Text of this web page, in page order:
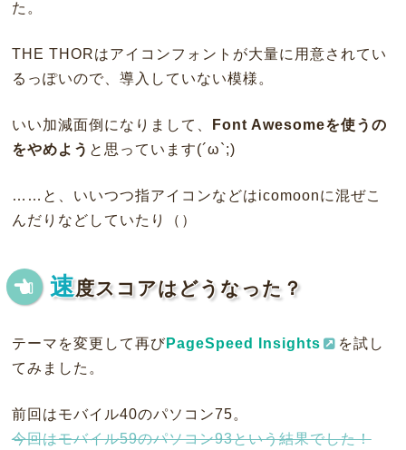
た。
THE THORはアイコンフォントが大量に用意されてい
るっぽいので、導入していない模様。
いい加減面倒になりまして、
Font Awesomeを使うの
をやめよう と思っています(´ω`;)
……と、いいつつ指アイコンなどはicomoonに混ぜこ
んだりなどしていたり（）
速度スコアはどうなった？
テーマを変更して再びPageSpeed Insights
を試し
てみました。
前回はモバイル40のパソコン75。
今回はモバイル59のパソコン93という結果でした！